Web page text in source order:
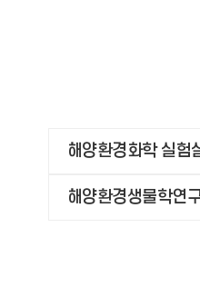
해양환경화학 실험
해양환경생물학연